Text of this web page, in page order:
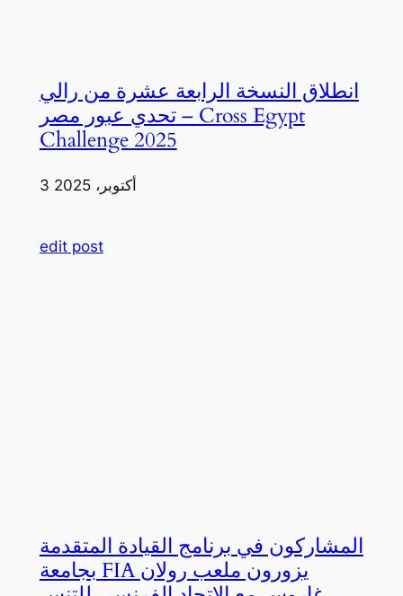
انطلاق النسخة الرابعة عشرة من رالي
تحدي عبور مصر – Cross Egypt
Challenge 2025
3 أكتوبر، 2025
edit post
المشاركون في برنامج القيادة المتقدمة
بجامعة FIA يزورون ملعب رولان